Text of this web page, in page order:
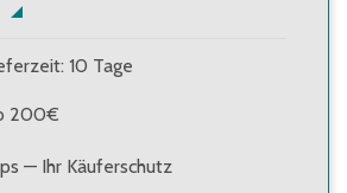
10 Tage
200€
— Ihr Käuferschutz